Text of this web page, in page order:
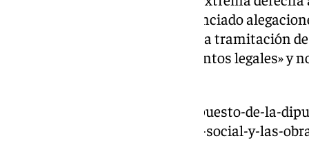
80%» de estos, aunque han anunciado
definitiva y se advierten de que la tramitación
antes para evitar «incumplimientos legales» y
https://www.101tv.es/el-presupuesto-de-la-
459-millones-con-el-foco-en-lo-social-y-las-